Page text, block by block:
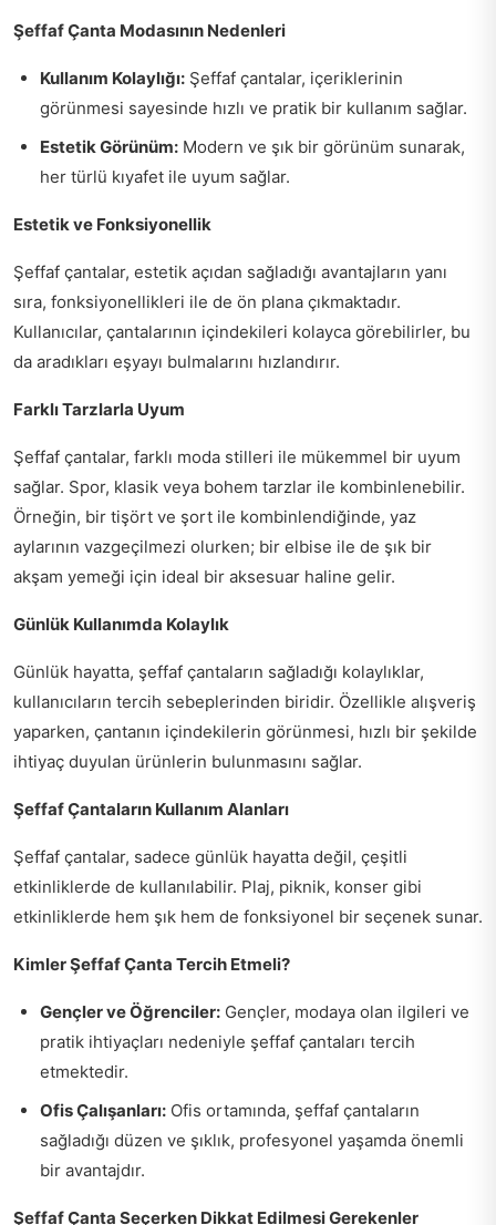
Şeffaf Çanta Modasının Nedenleri
Kullanım Kolaylığı: Şeffaf çantalar, içeriklerinin
görünmesi sayesinde hızlı ve pratik bir kullanım sağlar.
Estetik Görünüm: Modern ve şık bir görünüm sunarak,
her türlü kıyafet ile uyum sağlar.
Estetik ve Fonksiyonellik
Şeffaf çantalar, estetik açıdan sağladığı avantajların yanı
sıra, fonksiyonellikleri ile de ön plana çıkmaktadır.
Kullanıcılar, çantalarının içindekileri kolayca görebilirler, bu
da aradıkları eşyayı bulmalarını hızlandırır.
Farklı Tarzlarla Uyum
Şeffaf çantalar, farklı moda stilleri ile mükemmel bir uyum
sağlar. Spor, klasik veya bohem tarzlar ile kombinlenebilir.
Örneğin, bir tişört ve şort ile kombinlendiğinde, yaz
aylarının vazgeçilmezi olurken; bir elbise ile de şık bir
akşam yemeği için ideal bir aksesuar haline gelir.
Günlük Kullanımda Kolaylık
Günlük hayatta, şeffaf çantaların sağladığı kolaylıklar,
kullanıcıların tercih sebeplerinden biridir. Özellikle alışveriş
yaparken, çantanın içindekilerin görünmesi, hızlı bir şekilde
ihtiyaç duyulan ürünlerin bulunmasını sağlar.
Şeffaf Çantaların Kullanım Alanları
Şeffaf çantalar, sadece günlük hayatta değil, çeşitli
etkinliklerde de kullanılabilir. Plaj, piknik, konser gibi
etkinliklerde hem şık hem de fonksiyonel bir seçenek sunar.
Kimler Şeffaf Çanta Tercih Etmeli?
Gençler ve Öğrenciler: Gençler, modaya olan ilgileri ve
pratik ihtiyaçları nedeniyle şeffaf çantaları tercih
etmektedir.
Ofis Çalışanları: Ofis ortamında, şeffaf çantaların
sağladığı düzen ve şıklık, profesyonel yaşamda önemli
bir avantajdır.
Şeffaf Çanta Seçerken Dikkat Edilmesi Gerekenler